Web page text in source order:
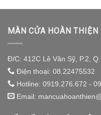
MÀN CỬA HOÀN THIỆN
Đ/C: 412C Lê Văn Sỹ, P.2,
Điện thoại: 08.22475532
Hotline: 0919.276.672 -
Email: